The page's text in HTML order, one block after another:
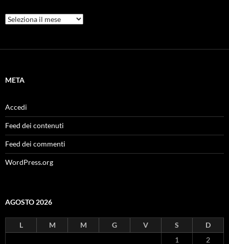
Archivi
META
Accedi
Feed dei contenuti
Feed dei commenti
WordPress.org
AGOSTO 2026
L M M G V S
D
1
2